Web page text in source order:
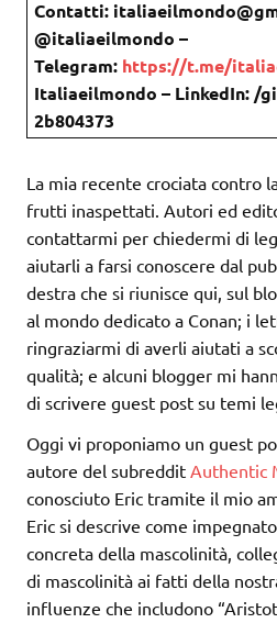
Contatti:
@italiaeilmondo –
Telegram: https://t.me/
Italiaeilmondo – LinkedIn: /
2b804373
La mia recente crociata contro
frutti inaspettati. Autori ed
contattarmi per chiedermi di
aiutarli a farsi conoscere dal
destra che si riunisce qui, sul
al mondo dedicato a Conan; i
ringraziarmi di averli aiutati a
qualità; e alcuni blogger mi
di scrivere guest post su temi
Oggi vi proponiamo un guest
autore del subreddit Authentic
conosciuto Eric tramite il mio
Eric si descrive come
concreta della mascolinità,
di mascolinità ai fatti della
influenze che includono